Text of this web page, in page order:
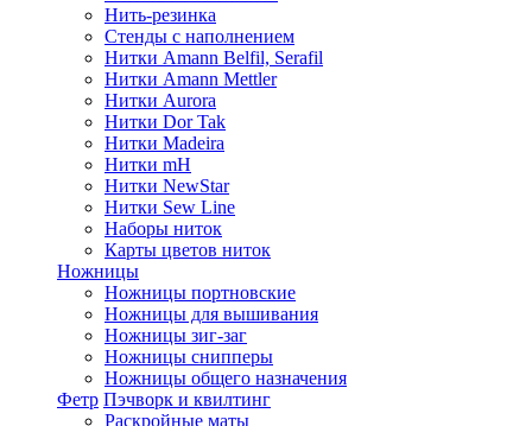
Нить-резинка
Стенды с наполнением
Нитки Amann Belfil, Serafil
Нитки Amann Mettler
Нитки Aurora
Нитки Dor Tak
Нитки Madeira
Нитки mH
Нитки NewStar
Нитки Sew Line
Наборы ниток
Карты цветов ниток
Ножницы
Ножницы портновские
Ножницы для вышивания
Ножницы зиг-заг
Ножницы снипперы
Ножницы общего назначения
Фетр Пэчворк и квилтинг
Раскройные маты